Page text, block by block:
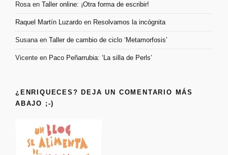
Rosaen Taller online: ¡Otra forma de escribir!
Raquel Martín Luzardo en Resolvamos la incógnita
Susanaen Taller de cambio de ciclo ‘Metamorfosis’
Vicente en Paco Peñarrubia: ‘La silla de Perls’
¿ENRIQUECES? DEJA UN COMENTARIO MÁS
ABAJO ;-)